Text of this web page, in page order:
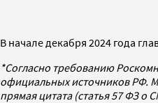
В начале декабря 2024 года
*Согласно требованию
официальных источников РФ.
прямая цитата (статья 57 ФЗ